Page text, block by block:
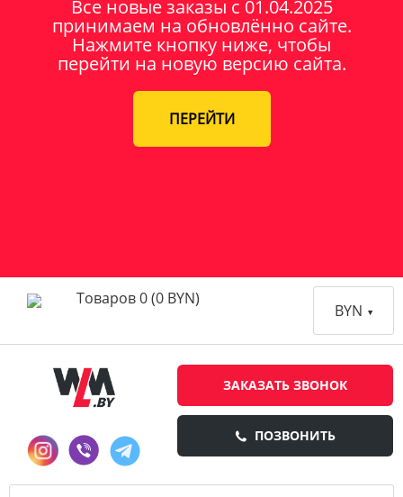
Все новые заказы c 01.04.2025
принимаем на обновлённо сайте.
Нажмите кнопку ниже, чтобы
перейти на новую версию сайта.
ПЕРЕЙТИ
ЗАКАЗАТЬ ЗВОНОК
ПОЗВОНИТЬ
Товаров 0 (0 BYN)
BYN